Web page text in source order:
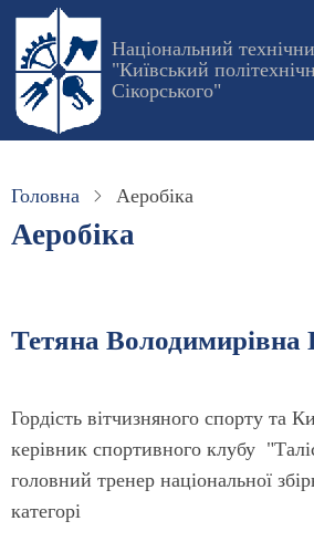
Перейти
основного
вмісту
Національний
"Київський
Сікорського"
Головна Аеробіка
Аеробіка
Тетяна Володимирівна
Гордість вітчизняного спорту та
керівник спортивного клубу
головний тренер національної
категорі